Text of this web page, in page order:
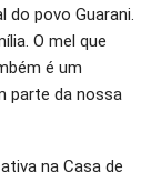
do povo Guarani.
O mel que
é um
parte da nossa
na Casa de